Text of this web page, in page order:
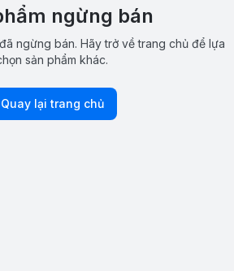
ngừng bán
ngừng bán. Hãy trở về trang chủ để lựa
sản phẩm khác.
Quay lại trang chủ